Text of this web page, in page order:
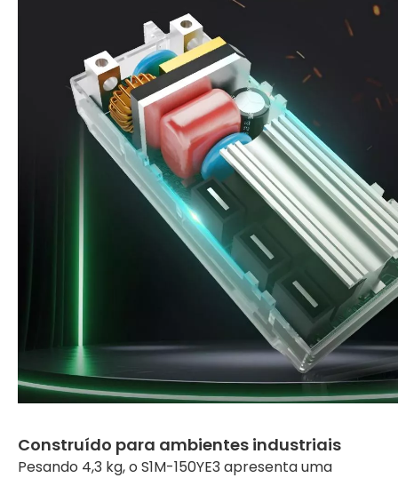
Construído para ambientes industriais
Pesando 4,3 kg, o S1M-150YE3 apresenta uma